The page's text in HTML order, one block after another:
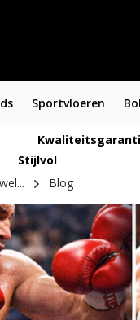
Sportvloeren
Stijlvol
Blog